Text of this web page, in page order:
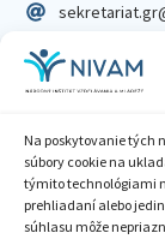
Na poskytovanie tých
súbory cookie na
týmito technológiami
prehliadaní alebo
súhlasu môže
IČO: 00164348
DIČ: 2020798714